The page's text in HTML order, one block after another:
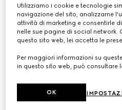
Utilizziamo i cookie e tecnologie
navigazione del sito, analizzarne
attività di marketing e consentirle
nelle sue pagine di social network.
questo sito web, lei accetta le
Per maggiori informazioni su
in questo sito web, può consultare
OK